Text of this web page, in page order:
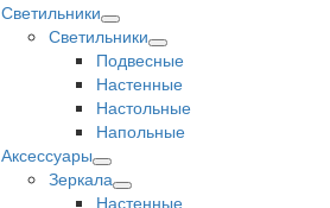
Светильники
Светильники
Подвесные
Настенные
Настольные
Напольные
Аксессуары
Зеркала
Настенные